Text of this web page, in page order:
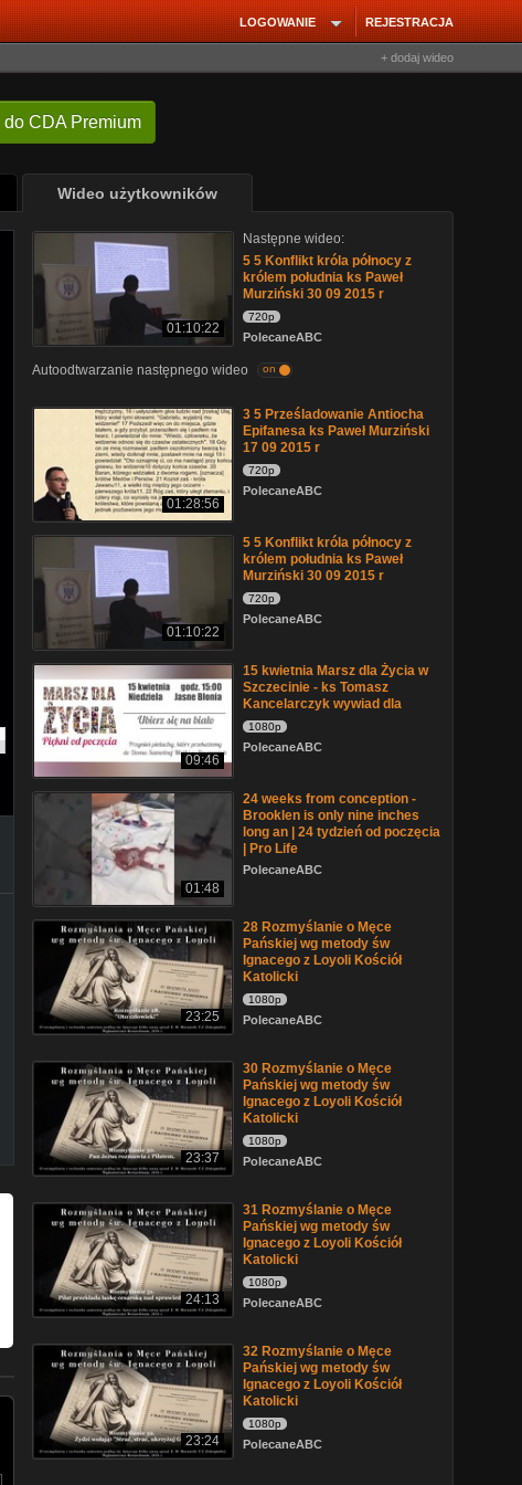
REJESTRACJA
LOGOWANIE
+ dodaj wideo
do CDA Premium
Wideo użytkowników
01:10:22
Następne wideo:
5 5 Konflikt króla północy z
królem południa ks Paweł
Murziński 30 09 2015 r
720p
PolecaneABC
Autoodtwarzanie następnego wideo on
01:28:56
3 5 Prześladowanie Antiocha
Epifanesa ks Paweł Murziński
17 09 2015 r
720p
PolecaneABC
01:10:22
5 5 Konflikt króla północy z
królem południa ks Paweł
Murziński 30 09 2015 r
720p
PolecaneABC
09:46
15 kwietnia Marsz dla Życia w
Szczecinie - ks Tomasz
Kancelarczyk wywiad dla
1080p
PolecaneABC
01:48
24 weeks from conception -
Brooklen is only nine inches
long an | 24 tydzień od poczęcia
| Pro Life
PolecaneABC
23:25
28 Rozmyślanie o Męce
Pańskiej wg metody św
Ignacego z Loyoli Kościół
Katolicki
1080p
PolecaneABC
23:37
30 Rozmyślanie o Męce
Pańskiej wg metody św
Ignacego z Loyoli Kościół
Katolicki
1080p
PolecaneABC
24:13
31 Rozmyślanie o Męce
Pańskiej wg metody św
Ignacego z Loyoli Kościół
Katolicki
1080p
PolecaneABC
23:24
32 Rozmyślanie o Męce
Pańskiej wg metody św
Ignacego z Loyoli Kościół
Katolicki
1080p
PolecaneABC